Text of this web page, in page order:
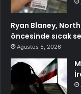
Ryan Blaney,
öncesinde sıcak
Ağustos 5, 2026